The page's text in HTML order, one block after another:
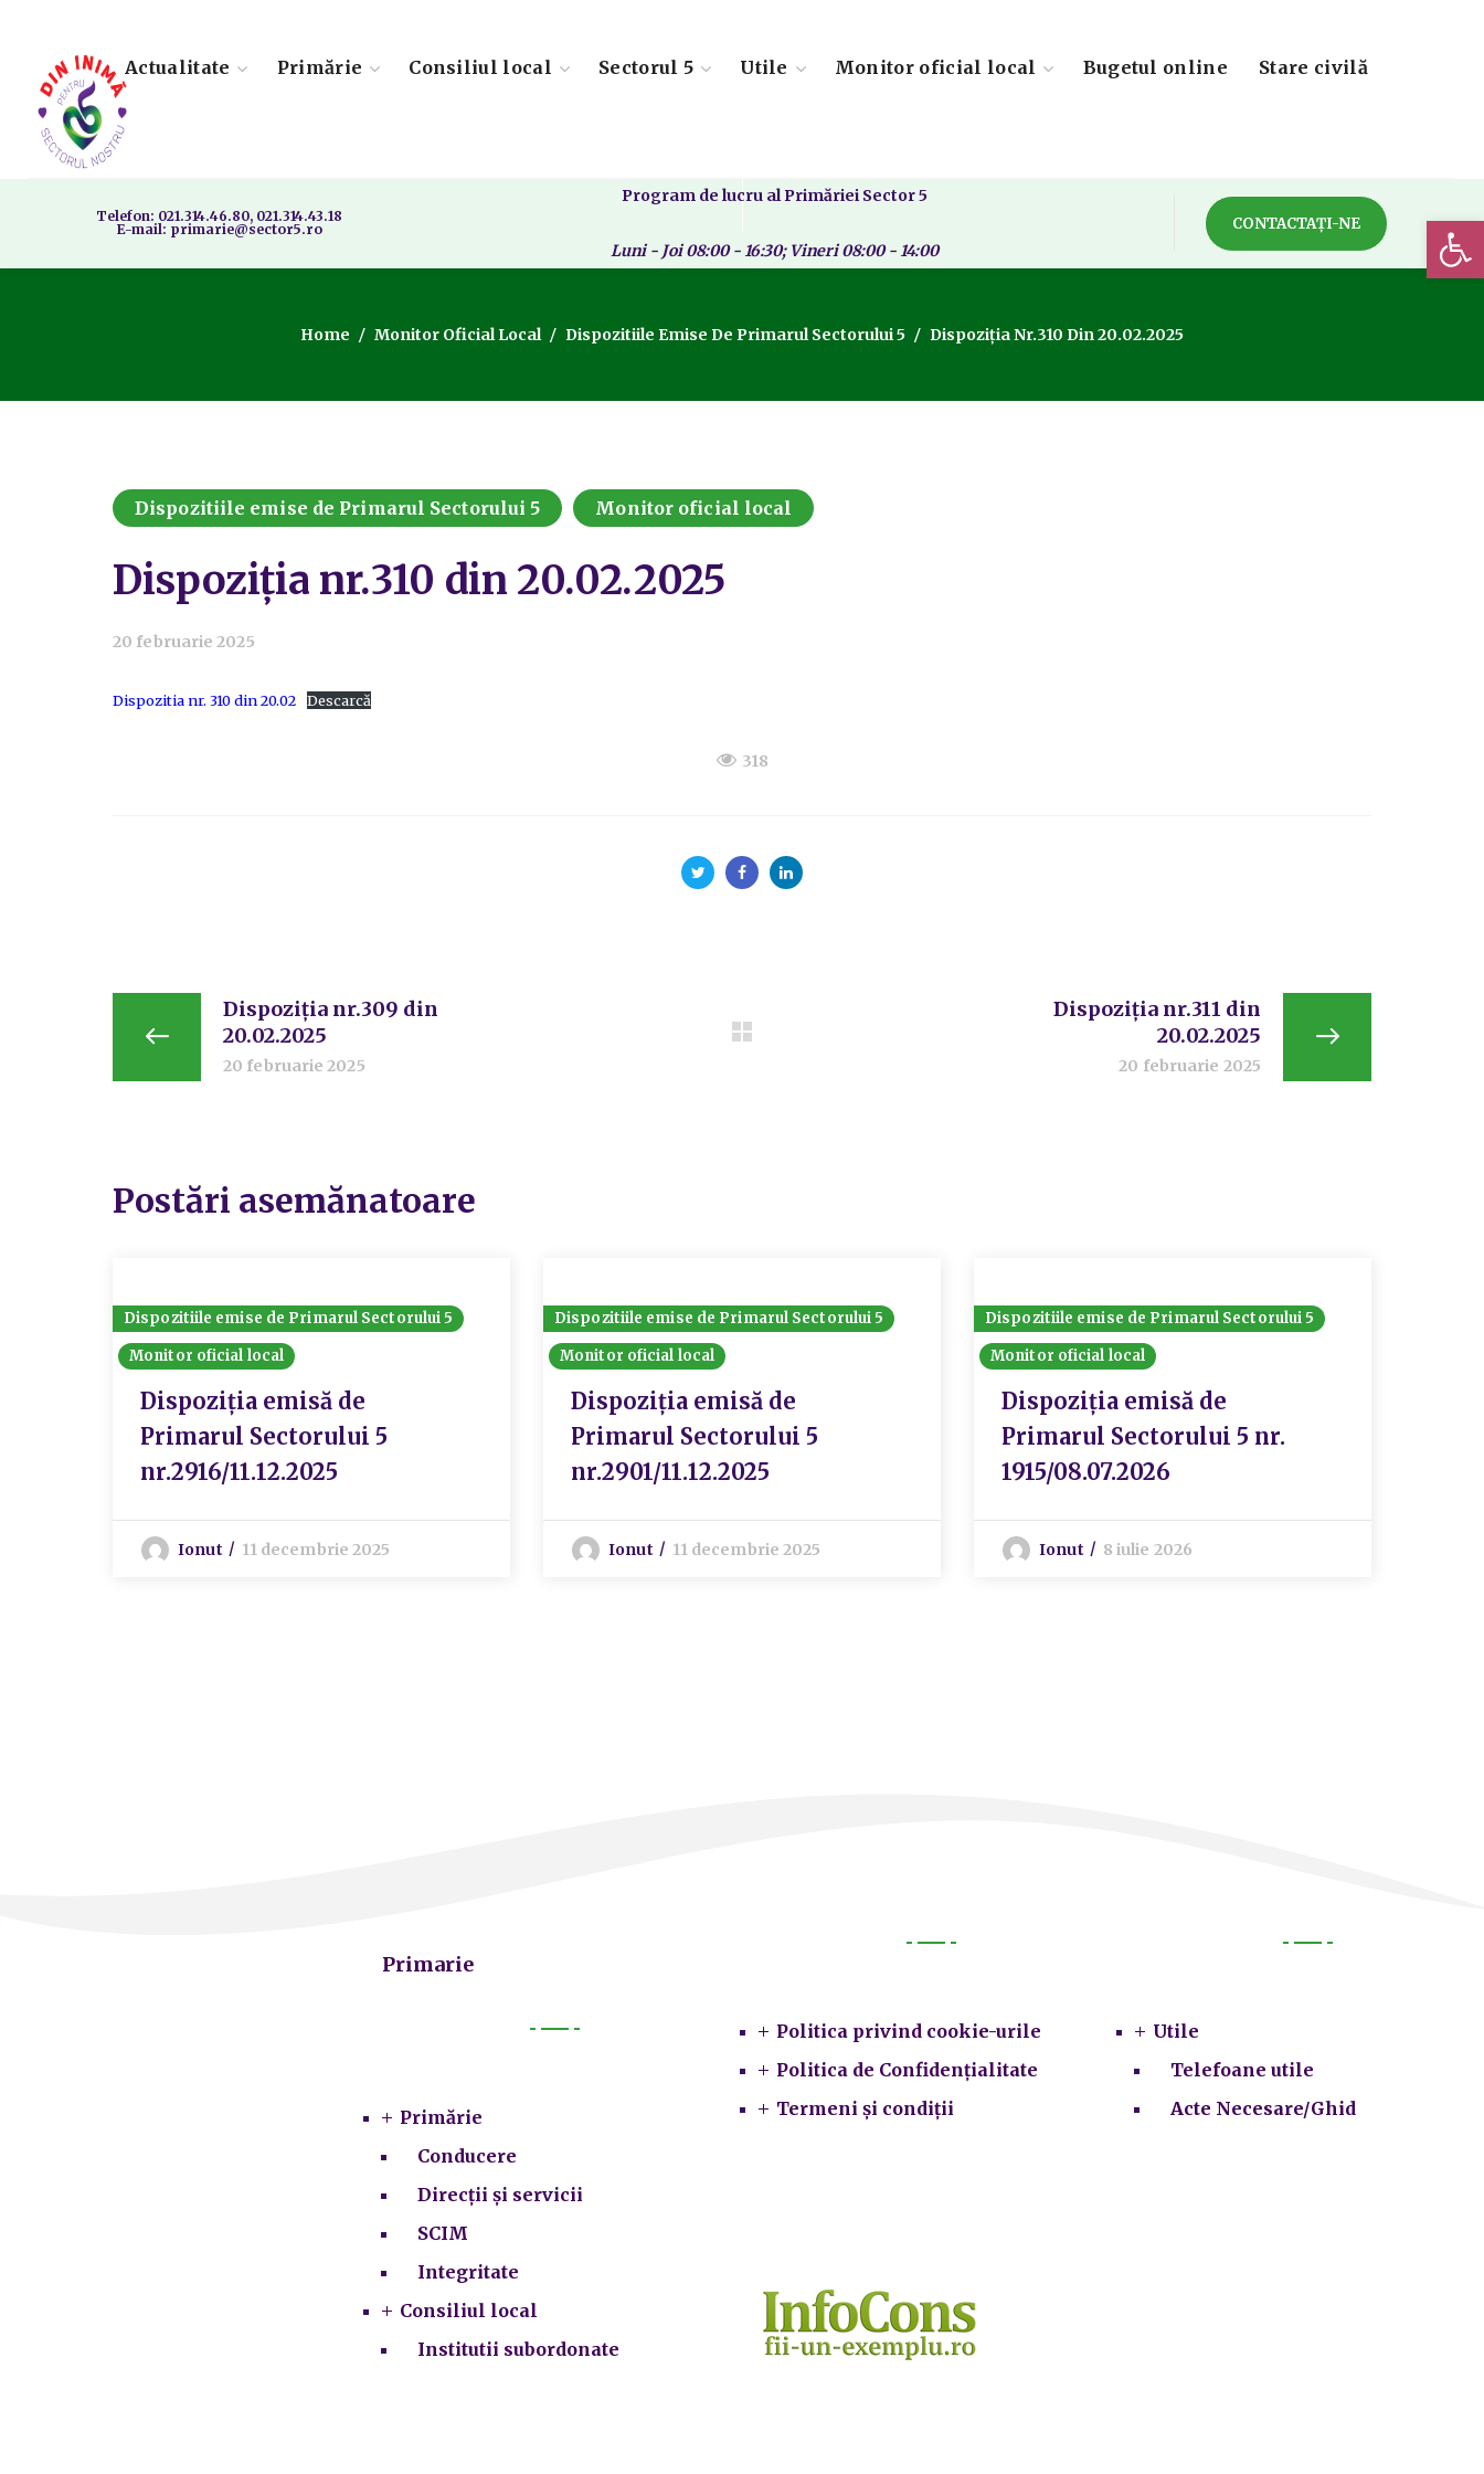
Actualitate Primărie Consiliul local Sectorul 5 Utile Monitor oficial local Bugetul online Stare civilă
Telefon: 021.314.46.80, 021.314.43.18
E-mail: primarie@sector5.ro
Program de lucru al Primăriei Sector 5
Luni - Joi 08:00 - 16:30; Vineri 08:00 - 14:00
CONTACTAȚI-NE
Home Monitor Oficial Local Dispozitiile Emise De Primarul Sectorului 5 Dispoziția Nr.310 Din 20.02.2025
Dispozitiile emise de Primarul Sectorului 5 Monitor oficial local
Dispoziția nr.310 din 20.02.2025
20 februarie 2025
Dispozitia nr. 310 din 20.02 Descarcă
318
Dispoziția nr.309 din
20.02.2025
20 februarie 2025
Dispoziția nr.311 din
20.02.2025
20 februarie 2025
Postări asemănatoare
Dispozitiile emise de Primarul Sectorului 5
Monitor oficial local
Dispoziția emisă de
Primarul Sectorului 5
nr.2916/11.12.2025
Ionut 11 decembrie 2025
Dispozitiile emise de Primarul Sectorului 5
Monitor oficial local
Dispoziția emisă de
Primarul Sectorului 5
nr.2901/11.12.2025
Ionut 11 decembrie 2025
Dispozitiile emise de Primarul Sectorului 5
Monitor oficial local
Dispoziția emisă de
Primarul Sectorului 5 nr.
1915/08.07.2026
Ionut 8 iulie 2026
Primarie
Primărie
Conducere
Direcții și servicii
SCIM
Integritate
Consiliul local
Institutii subordonate
Politica privind cookie-urile
Politica de Confidențialitate
Termeni și condiții
Utile
Telefoane utile
Acte Necesare/Ghid